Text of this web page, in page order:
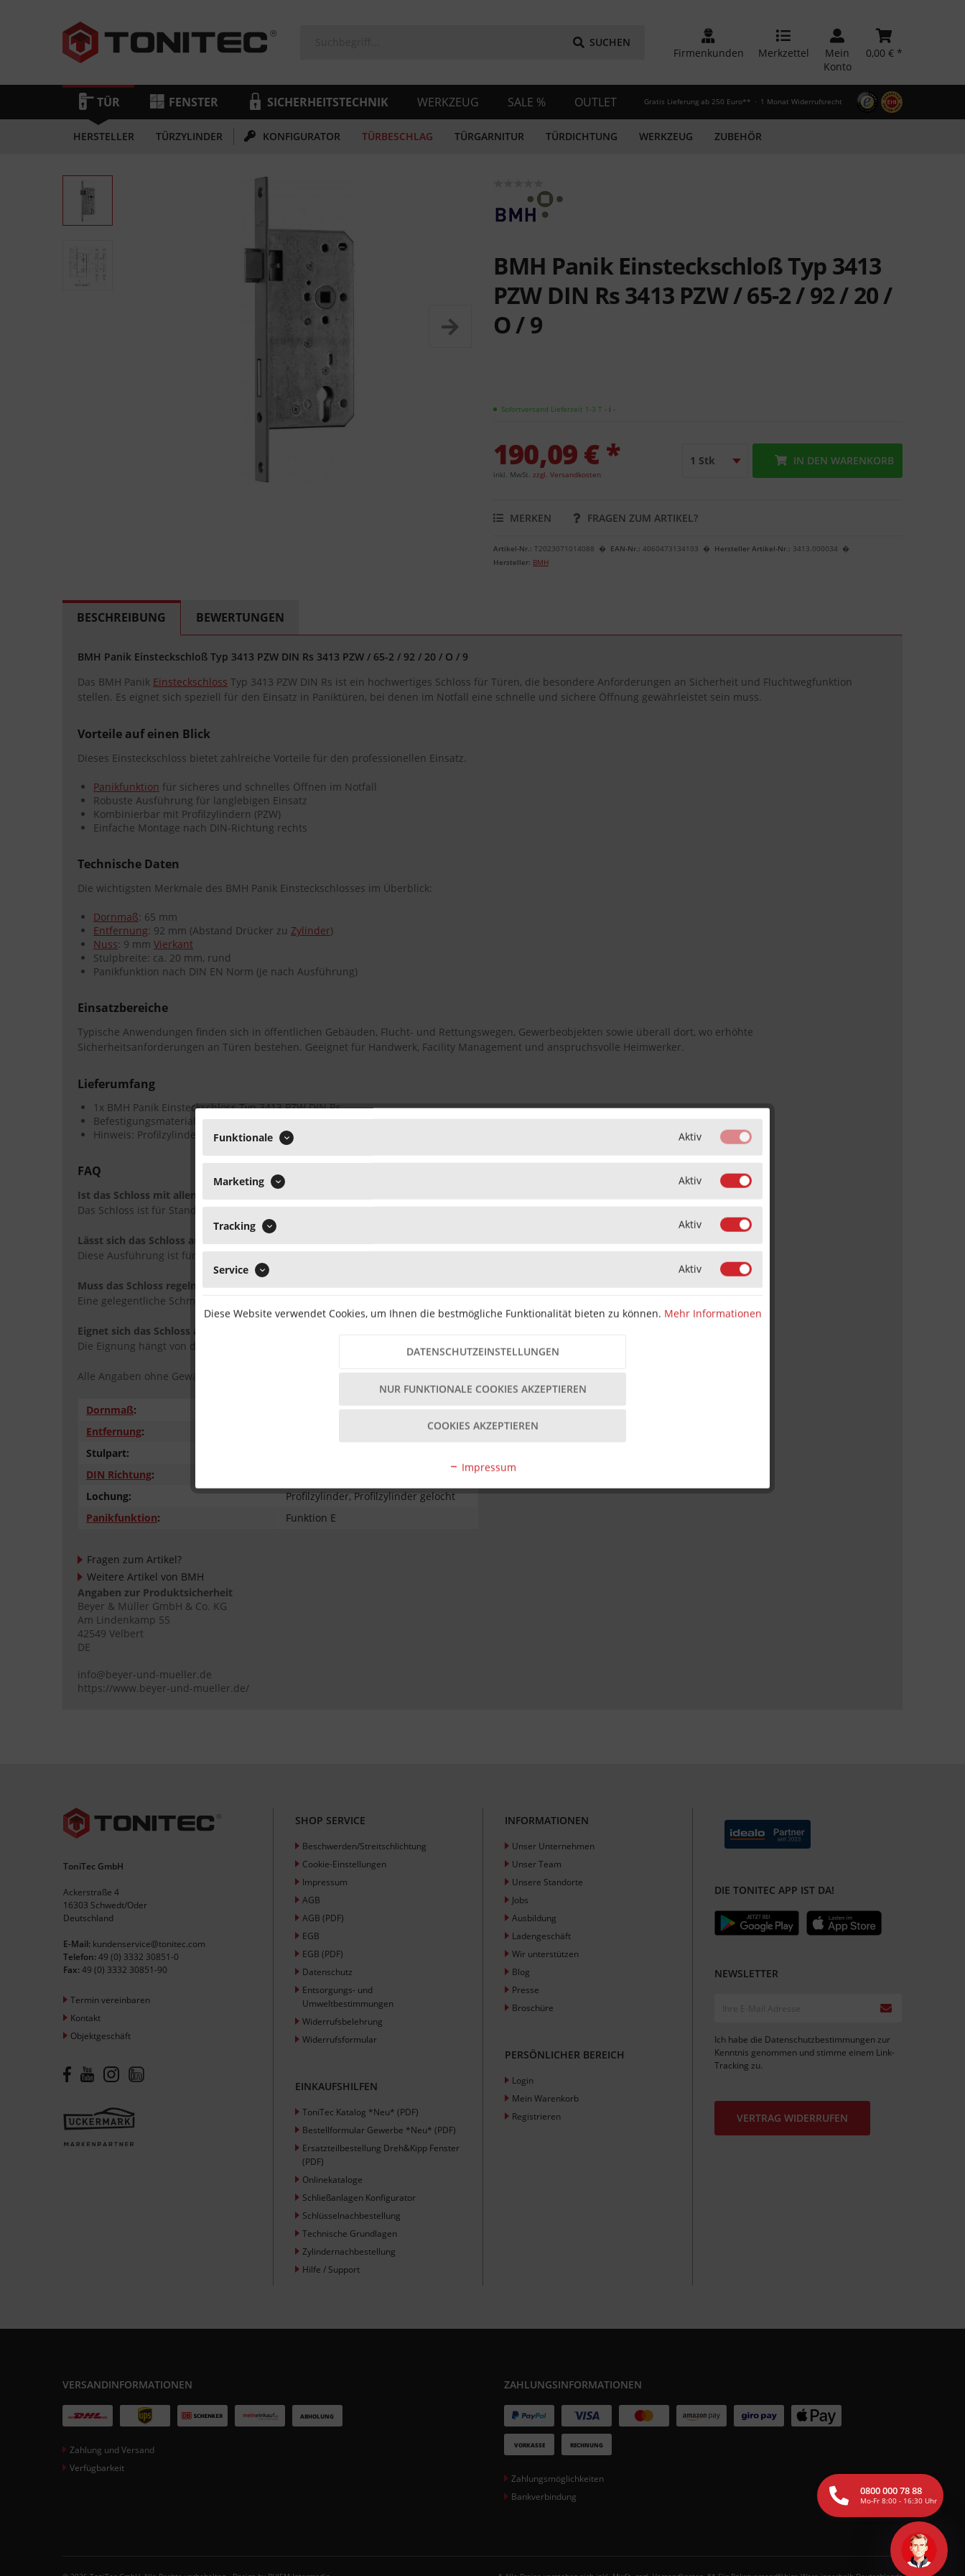
SUCHEN
Firmenkunden Merkzettel
Mein
Konto
0,00 € *
TÜR
HERSTELLER TÜRZYLINDER KONFIGURATOR TÜRBESCHLAG TÜRGARNITUR TÜRDICHTUNG WERKZEUG ZUBEHÖR
FENSTER SICHERHEITSTECHNIK WERKZEUG SALE % OUTLET Gratis Lieferung ab 250 Euro** 1 Monat Widerrufsrecht
BMH Panik Einsteckschloß Typ 3413
PZW DIN Rs 3413 PZW / 65-2 / 92 / 20 /
O / 9
Sofortversand Lieferzeit 1-3 T - ℹ -
190,09 € *
inkl. MwSt. zzgl. Versandkosten
IN DEN WARENKORB
MERKEN FRAGEN ZUM ARTIKEL?
Artikel-Nr.: T2023071014088 EAN-Nr.: 4060473134103 Hersteller Artikel-Nr.: 3413.000034
Hersteller: BMH
BESCHREIBUNG BEWERTUNGEN
BMH Panik Einsteckschloß Typ 3413 PZW DIN Rs 3413 PZW / 65-2 / 92 / 20 / O / 9
Das BMH Panik Einsteckschloss Typ 3413 PZW DIN Rs ist ein hochwertiges Schloss für Türen, die besondere Anforderungen an Sicherheit und Fluchtwegfunktion
stellen. Es eignet sich speziell für den Einsatz in Paniktüren, bei denen im Notfall eine schnelle und sichere Öffnung gewährleistet sein muss.
Vorteile auf einen Blick
Dieses Einsteckschloss bietet zahlreiche Vorteile für den professionellen Einsatz.
Panikfunktion für sicheres und schnelles Öffnen im Notfall
Robuste Ausführung für langlebigen Einsatz
Kombinierbar mit Profilzylindern (PZW)
Einfache Montage nach DIN-Richtung rechts
Technische Daten
Die wichtigsten Merkmale des BMH Panik Einsteckschlosses im Überblick:
Dornmaß: 65 mm
Entfernung: 92 mm (Abstand Drücker zu Zylinder)
Nuss: 9 mm Vierkant
Stulpbreite: ca. 20 mm, rund
Panikfunktion nach DIN EN Norm (je nach Ausführung)
Einsatzbereiche
Typische Anwendungen finden sich in öffentlichen Gebäuden, Flucht- und Rettungswegen, Gewerbeobjekten sowie überall dort, wo erhöhte
Sicherheitsanforderungen an Türen bestehen. Geeignet für Handwerk, Facility Management und anspruchsvolle Heimwerker.
Lieferumfang
1x BMH Panik Einsteckschloss Typ 3413 PZW DIN Rs
Befestigungsmaterial (je nach Ausführung)
Hinweis: Profilzylinder und Türdrücker sind nicht enthalten und separat erhältlich.
FAQ
Ist das Schloss mit allen gängigen Profilzylindern kompatibel?
Das Schloss ist für Standard-Profilzylinder mit PZW-Lochung geeignet.
Lässt sich das Schloss auch in linke Türen einbauen?
Diese Ausführung ist für DIN-Richtung rechts vorgesehen. Für linke Türen wird eine entsprechende Variante benötigt.
Muss das Schloss regelmäßig gewartet werden?
Eine gelegentliche Schmierung der beweglichen Teile wird empfohlen.
Eignet sich das Schloss auch für Brandschutztüren?
Die Eignung hängt von der jeweiligen Türzulassung ab; bitte Herstellerangaben beachten.
Alle Angaben ohne Gewähr.
Dornmaß:
Entfernung:
Stulpart:
DIN Richtung:
Lochung:
Profilzylinder, Profilzylinder gelocht
Panikfunktion: Funktion E
Fragen zum Artikel?
Weitere Artikel von BMH
Angaben zur Produktsicherheit
Beyer & Müller GmbH & Co. KG
Am Lindenkamp 55
42549 Velbert
DE
info@beyer-und-mueller.de
https://www.beyer-und-mueller.de/
ToniTec GmbH
Ackerstraße 4
16303 Schwedt/Oder
Deutschland
E-Mail: kundenservice@tonitec.com
Telefon: 49 (0) 3332 30851-0
Fax: 49 (0) 3332 30851-90
Termin vereinbaren
Kontakt
Objektgeschäft
SHOP SERVICE
Beschwerden/Streitschlichtung
Cookie-Einstellungen
Impressum
AGB
AGB (PDF)
EGB
EGB (PDF)
Datenschutz
Entsorgungs- und
Umweltbestimmungen
Widerrufsbelehrung
Widerrufsformular
EINKAUFSHILFEN
ToniTec Katalog *Neu* (PDF)
Bestellformular Gewerbe *Neu* (PDF)
Ersatzteilbestellung Dreh&Kipp Fenster
(PDF)
Onlinekataloge
Schließanlagen Konfigurator
Schlüsselnachbestellung
Technische Grundlagen
Zylindernachbestellung
Hilfe / Support
INFORMATIONEN
Unser Unternehmen
Unser Team
Unsere Standorte
Jobs
Ausbildung
Ladengeschäft
Wir unterstützen
Blog
Presse
Broschüre
PERSÖNLICHER BEREICH
Login
Mein Warenkorb
Registrieren
DIE TONITEC APP IST DA!
NEWSLETTER
Ich habe die Datenschutzbestimmungenzur
Kenntnis genommen und stimme einem Link-
Tracking zu.
VERTRAG WIDERRUFEN
VERSANDINFORMATIONEN
Zahlung und Versand
Verfügbarkeit
ZAHLUNGSINFORMATIONEN
Zahlungsmöglichkeiten
Bankverbindung
Funktionale Aktiv
Marketing Aktiv
Tracking Aktiv
Service Aktiv
Diese Website verwendet Cookies, um Ihnen die bestmögliche Funktionalität bieten zu können. Mehr Informationen
DATENSCHUTZEINSTELLUNGEN
NUR FUNKTIONALE COOKIES AKZEPTIEREN
COOKIES AKZEPTIEREN
Impressum
0800 000 78 88
Mo-Fr 8:00 - 16:30 Uhr